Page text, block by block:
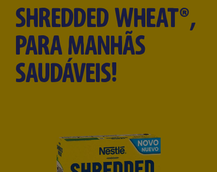
SHREDDED WHEAT®,
PARA MANHÃS
SAUDÁVEIS!